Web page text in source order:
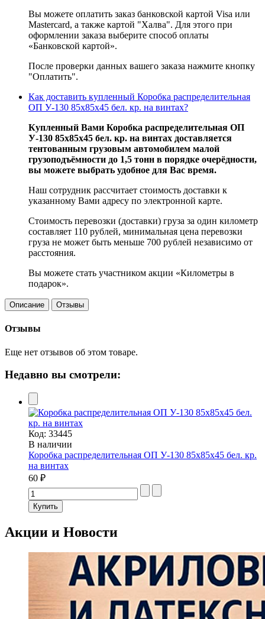
Вы можете оплатить заказ банковской картой Visa или
Mastercard, а также картой "Халва". Для этого при
оформлении заказа выберите способ оплаты
«Банковской картой».
После проверки данных вашего заказа нажмите кнопку
"Оплатить".
Как доставить купленный Коробка распределительная
ОП У-130 85х85х45 бел. кр. на винтах?
Купленный Вами Коробка распределительная ОП
У-130 85х85х45 бел. кр. на винтах доставляется
тентованным грузовым автомобилем малой
грузоподъёмности до 1,5 тонн в порядке очерёдности,
вы можете выбрать удобное для Вас время.
Наш сотрудник рассчитает стоимость доставки к
указанному Вами адресу по электронной карте.
Стоимость перевозки (доставки) груза за один километр
составляет 110 рублей, минимальная цена перевозки
груза не может быть меньше 700 рублей независимо от
расстояния.
Вы можете стать участником акции «Километры в
подарок».
Описание Отзывы
Отзывы
Еще нет отзывов об этом товаре.
Недавно вы смотрели:
Код: 33445
В наличии
Коробка распределительная ОП У-130 85х85х45 бел. кр.
на винтах
60 ₽
Акции и Новости